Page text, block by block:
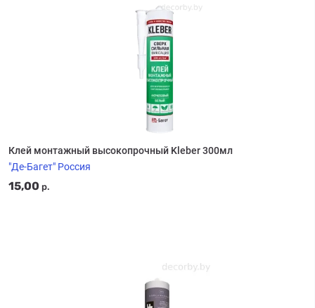
Клей монтажный высокопрочный Kleber 300мл
"Де-Багет" Россия
15,00 р.